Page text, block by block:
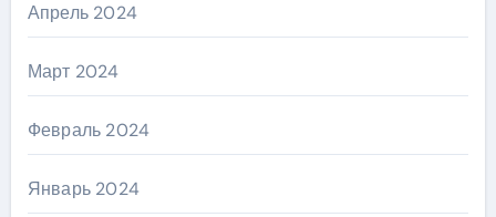
Апрель 2024
Март 2024
Февраль 2024
Январь 2024